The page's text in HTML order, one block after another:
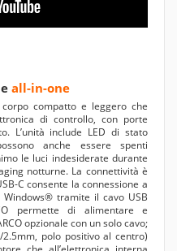
all-in-one
corpo compatto e leggero che
di controllo, con porte
L’unità include LED di stato
anche essere spenti
le luci indesiderate durante
notturne. La connettività è
C consente la connessione a
tramite il cavo USB
permette di alimentare e
opzionale con un solo cavo;
polo positivo al centro)